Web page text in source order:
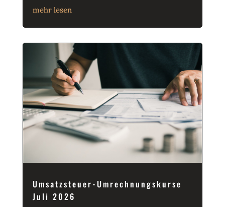
mehr lesen
Umsatzsteuer-Umrechnungskurse
Juli 2026